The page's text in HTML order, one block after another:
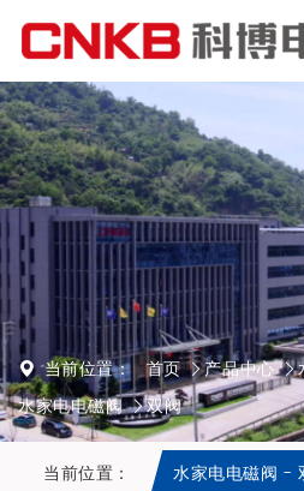
当前位置： 首页 产品中心
水家电电磁阀
双阀
当前位置： 水家电电磁阀 -